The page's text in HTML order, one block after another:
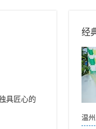
具匠心的
经
温